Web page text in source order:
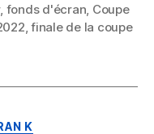
FIFA
au
, fonds d'écran, Coupe
,finale de la coupe
K